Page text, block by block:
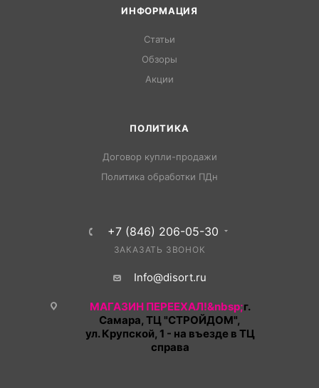
ИНФОРМАЦИЯ
Статьи
Обзоры
Акции
ПОЛИТИКА
Договор купли-продажи
Политика обработки ПДн
+7 (846) 206-05-30
ЗАКАЗАТЬ ЗВОНОК
Info@disort.ru
МАГАЗИН ПЕРЕЕХАЛ!&nbsp;г.
Самара, ТЦ "СТРОЙДОМ",
ул. Крупской, 1 - на въезде в ТЦ
справа